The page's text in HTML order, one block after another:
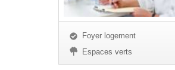
Foyer logement
Espaces verts